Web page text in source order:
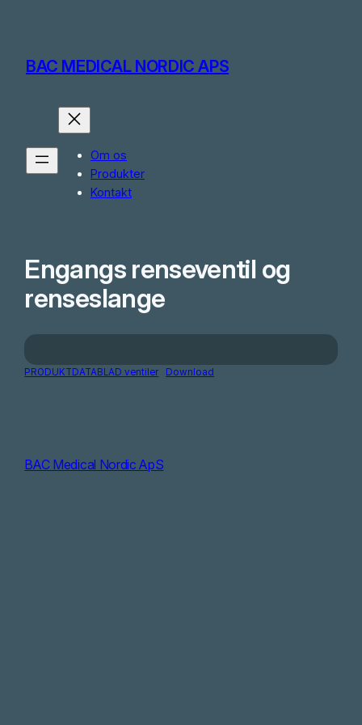
BAC MEDICAL NORDIC APS
Om os
Produkter
Kontakt
Engangs renseventil og
renseslange
PRODUKTDATABLAD ventiler Download
BAC Medical Nordic ApS